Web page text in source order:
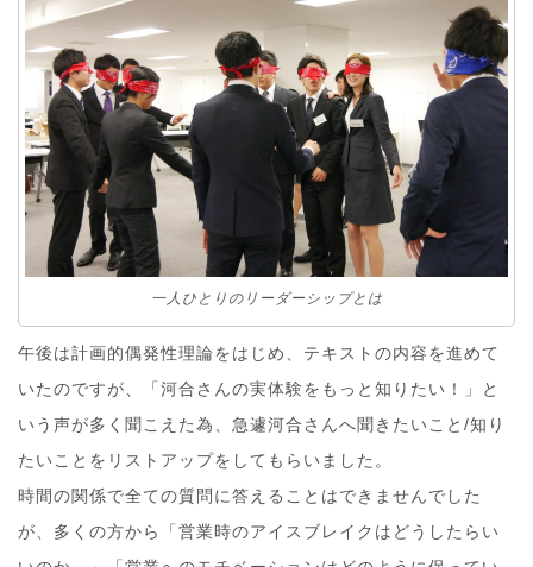
一人ひとりのリーダーシップとは
午後は計画的偶発性理論をはじめ、テキストの内容を進めて
いたのですが、「河合さんの実体験をもっと知りたい！」と
いう声が多く聞こえた為、急遽河合さんへ聞きたいこと/知り
たいことをリストアップをしてもらいました。
時間の関係で全ての質問に答えることはできませんでした
が、多くの方から「営業時のアイスブレイクはどうしたらい